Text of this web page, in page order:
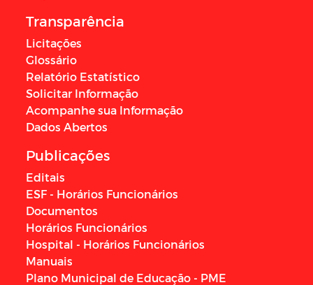
Transparência
Licitações
Glossário
Relatório Estatístico
Solicitar Informação
Acompanhe sua Informação
Dados Abertos
Publicações
Editais
ESF - Horários Funcionários
Documentos
Horários Funcionários
Hospital - Horários Funcionários
Manuais
Plano Municipal de Educação - PME